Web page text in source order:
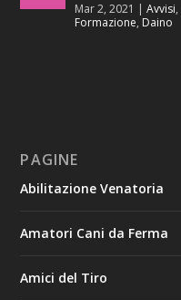
Mar 2, 2021 |Avvisi,
Formazione, Daino
PAGINE
Abilitazione Venatoria
Amatori Cani da Ferma
Amici del Tiro